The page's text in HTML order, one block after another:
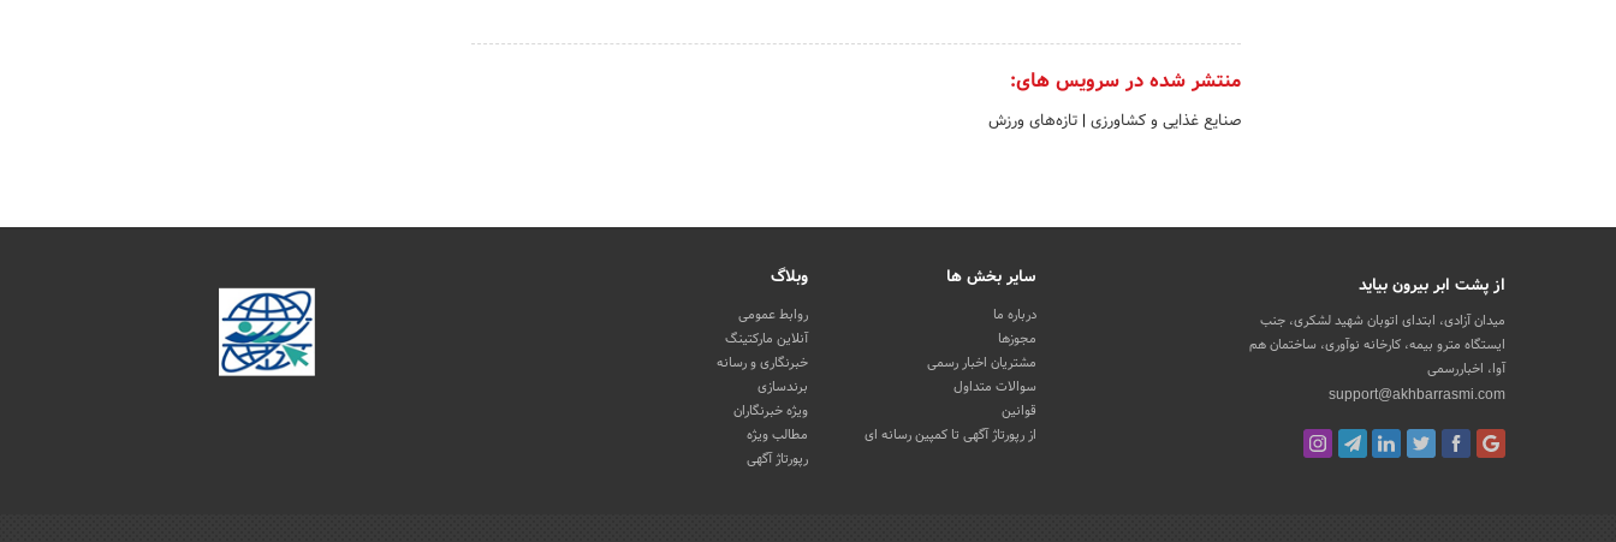
منتشر شده در سرویس های:
صنایع غذایی و کشاورزی | تازه‌های ورزش
از پشت ابر بیرون بیاید
میدان آزادی، ابتدای اتوبان شهید لشکری، جنب
ایستگاه مترو بیمه، کارخانه نوآوری، ساختمان هم
آوا، اخباررسمی
support@akhbarrasmi.com
سایر بخش ها
درباره ما
مجوزها
مشتریان اخبار رسمی
سوالات متداول
قوانین
از رپورتاژ آگهی تا کمپین رسانه ای
وبلاگ
روابط عمومی
آنلاین مارکتینگ
خبرنگاری و رسانه
برندسازی
ویژه خبرنگاران
مطالب ویژه
رپورتاژ آگهی